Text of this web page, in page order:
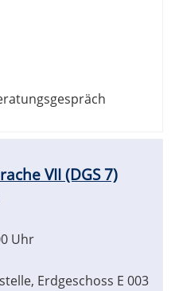
VII (DGS 7)
Uhr
Erdgeschoss E 003